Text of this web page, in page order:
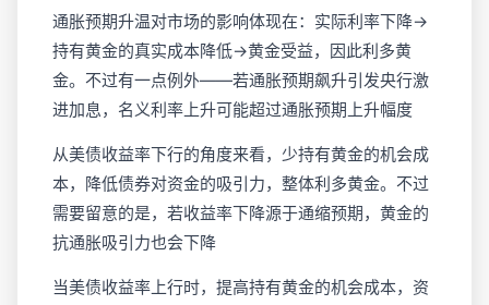
通胀预期升温对市场的影响体现在：实际利率下降→
持有黄金的真实成本降低→黄金受益，因此利多黄
金。不过有一点例外——若通胀预期飙升引发央行激
进加息，名义利率上升可能超过通胀预期上升幅度
从美债收益率下行的角度来看，少持有黄金的机会成
本，降低债券对资金的吸引力，整体利多黄金。不过
需要留意的是，若收益率下降源于通缩预期，黄金的
抗通胀吸引力也会下降
当美债收益率上行时，提高持有黄金的机会成本，资